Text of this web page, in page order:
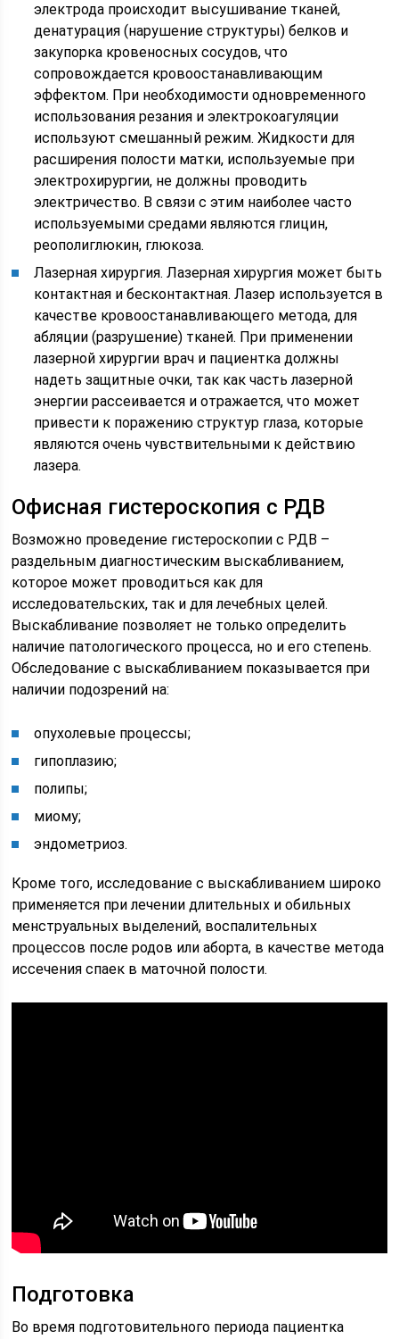
электрода происходит высушивание тканей,
денатурация (нарушение структуры) белков и
закупорка кровеносных сосудов, что
сопровождается кровоостанавливающим
эффектом. При необходимости одновременного
использования резания и электрокоагуляции
используют смешанный режим. Жидкости для
расширения полости матки, используемые при
электрохирургии, не должны проводить
электричество. В связи с этим наиболее часто
используемыми средами являются глицин,
реополиглюкин, глюкоза.
Лазерная хирургия. Лазерная хирургия может быть
контактная и бесконтактная. Лазер используется в
качестве кровоостанавливающего метода, для
абляции (разрушение) тканей. При применении
лазерной хирургии врач и пациентка должны
надеть защитные очки, так как часть лазерной
энергии рассеивается и отражается, что может
привести к поражению структур глаза, которые
являются очень чувствительными к действию
лазера.
Офисная гистероскопия с РДВ
Возможно проведение гистероскопии с РДВ –
раздельным диагностическим выскабливанием,
которое может проводиться как для
исследовательских, так и для лечебных целей.
Выскабливание позволяет не только определить
наличие патологического процесса, но и его степень.
Обследование с выскабливанием показывается при
наличии подозрений на:
опухолевые процессы;
гипоплазию;
полипы;
миому;
эндометриоз.
Кроме того, исследование с выскабливанием широко
применяется при лечении длительных и обильных
менструальных выделений, воспалительных
процессов после родов или аборта, в качестве метода
иссечения спаек в маточной полости.
Подготовка
Во время подготовительного периода пациентка